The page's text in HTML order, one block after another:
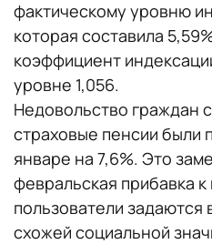
фактическому уровню
которая составила
коэффициент
уровне 1,056.
Недовольство граждан
страховые пенсии были
январе на 7,6%. Это
февральская прибавка
пользователи
схожей социальной